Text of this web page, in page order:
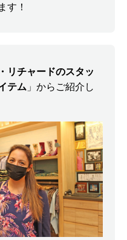
す！
リチャードのスタッ
テム 」からご紹介し